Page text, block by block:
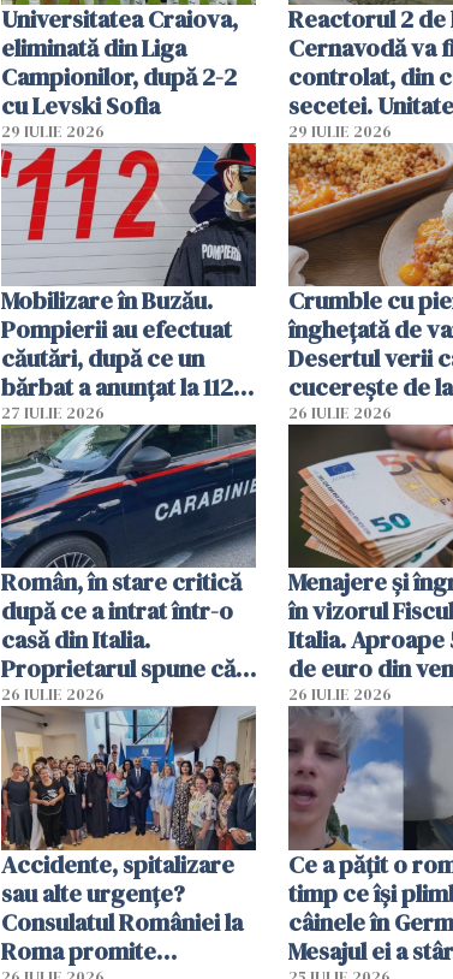
Universitatea Craiova,
eliminată din Liga
Campionilor, după 2-2
cu Levski Sofia
29 IULIE 2026
Reactorul 2 de
Cernavodă va
controlat, din
secetei.
deja oprită
29 IULIE 2026
Mobilizare în Buzău.
Pompierii au efectuat
căutări, după ce un
bărbat a anunțat la 112
că a văzut un obiect
luminos
27 IULIE 2026
Crumble cu
înghețată de
Desertul verii
cucerește de
lingură
26 IULIE 2026
Român, în stare critică
după ce a intrat într-o
casă din Italia.
Proprietarul spune că
s-a apărat cu un cuțit
26 IULIE 2026
Menajere și
în vizorul
Italia. Aproape
de euro din
ascunși de
26 IULIE 2026
Accidente, spitalizare
sau alte urgențe?
Consulatul României la
Roma promite
Ce a pățit o
timp ce își
câinele în
Mesajul ei a